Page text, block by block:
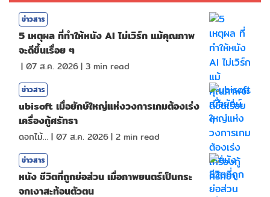
ข่าวสาร
5 เหตุผล ที่ทำให้หนัง AI ไม่เวิร์ก แม้คุณภาพ
จะดีขึ้นเรื่อย ๆ
| 07 ส.ค. 2026| 3 min read
ข่าวสาร
ubisoft เมื่อยักษ์ใหญ่แห่งวงการเกมต้องเร่ง
เครื่องกู้ศรัทธา
ดอกไม้กับสายน้ำ | 07 ส.ค. 2026| 2 min read
ข่าวสาร
หนัง ชีวิตที่ถูกย่อส่วน เมื่อภาพยนตร์เป็นกระ
จกเงาสะท้อนตัวตน